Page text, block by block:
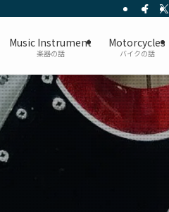
Music Instrument
楽器の話
Motorcycles
バイクの話